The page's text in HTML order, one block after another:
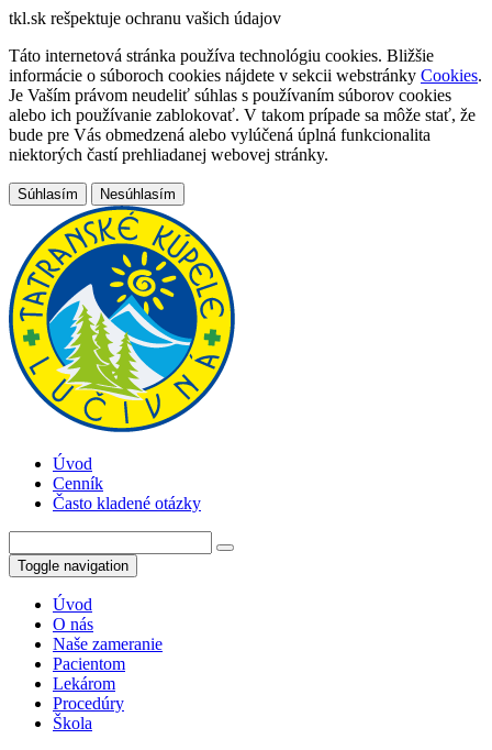
tkl.sk rešpektuje ochranu vašich údajov
Táto internetová stránka používa technológiu cookies. Bližšie
informácie o súboroch cookies nájdete v sekcii webstránky Cookies.
Je Vaším právom neudeliť súhlas s používaním súborov cookies
alebo ich používanie zablokovať. V takom prípade sa môže stať, že
bude pre Vás obmedzená alebo vylúčená úplná funkcionalita
niektorých častí prehliadanej webovej stránky.
Súhlasím Nesúhlasím
Úvod
Cenník
Často kladené otázky
Toggle navigation
Úvod
O nás
Naše zameranie
Pacientom
Lekárom
Procedúry
Škola